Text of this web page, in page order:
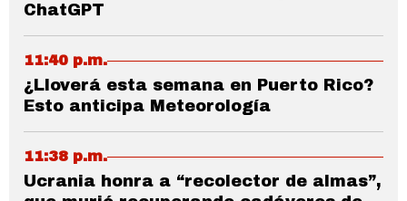
ChatGPT
11:40 p.m.
¿Lloverá esta semana en Puerto Rico?
Esto anticipa Meteorología
11:38 p.m.
Ucrania honra a “recolector de almas”,